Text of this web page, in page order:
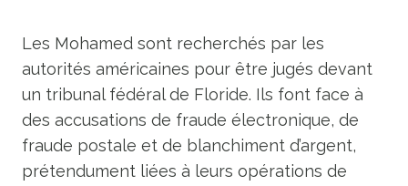
Les Mohamed sont recherchés par les
autorités américaines pour être jugés devant
un tribunal fédéral de Floride. Ils font face à
des accusations de fraude électronique, de
fraude postale et de blanchiment d’argent,
prétendument liées à leurs opérations de